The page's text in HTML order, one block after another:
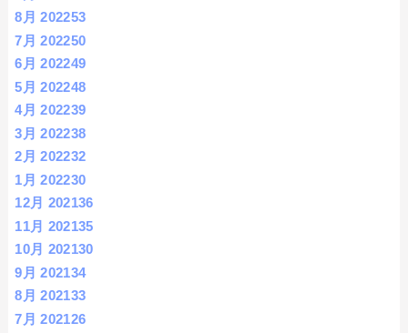
8月 202253
7月 202250
6月 202249
5月 202248
4月 202239
3月 202238
2月 202232
1月 202230
12月 202136
11月 202135
10月 202130
9月 202134
8月 202133
7月 202126